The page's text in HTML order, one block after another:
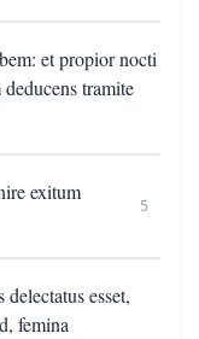
et propior nocti
tramite
exitum
5
esset,
femina